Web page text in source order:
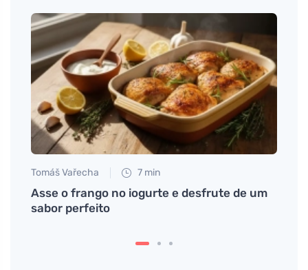
Tomáš Vařecha 7 min
Asse o frango no iogurte e desfrute de um
sabor perfeito